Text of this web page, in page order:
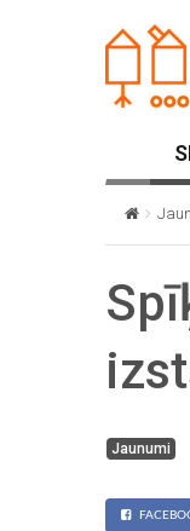
Jaunumi